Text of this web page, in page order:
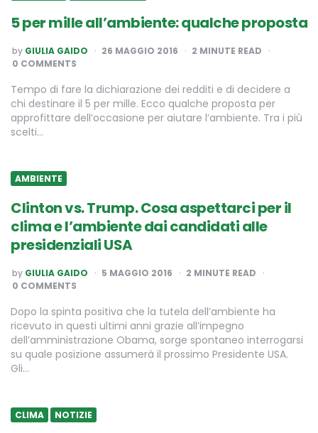
5 per mille all’ambiente: qualche proposta
POSTED
BY
by GIULIA GAIDO 26 MAGGIO 2016 2 MINUTE READ
0 COMMENTS
Tempo di fare la dichiarazione dei redditi e di decidere a
chi destinare il 5 per mille. Ecco qualche proposta per
approfittare dell’occasione per aiutare l’ambiente. Tra i più
scelti…
AMBIENTE
Clinton vs. Trump. Cosa aspettarci per il
clima e l’ambiente dai candidati alle
presidenziali USA
POSTED
BY
by GIULIA GAIDO 5 MAGGIO 2016 2 MINUTE READ
0 COMMENTS
Dopo la spinta positiva che la tutela dell’ambiente ha
ricevuto in questi ultimi anni grazie all’impegno
dell’amministrazione Obama, sorge spontaneo interrogarsi
su quale posizione assumerà il prossimo Presidente USA.
Gli…
CLIMA NOTIZIE